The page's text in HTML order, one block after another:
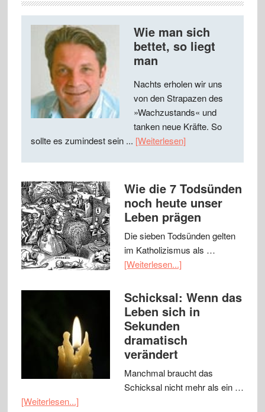
Wie man sich
bettet, so liegt
man
Nachts erholen wir uns
von den Strapazen des
»Wachzustands« und
tanken neue Kräfte. So
sollte es zumindest sein ... [Weiterlesen]
Wie die 7 Todsünden
noch heute unser
Leben prägen
Die sieben Todsünden gelten
im Katholizismus als …
[Weiterlesen...]
Schicksal: Wenn das
Leben sich in
Sekunden
dramatisch
verändert
Manchmal braucht das
Schicksal nicht mehr als ein …
[Weiterlesen...]